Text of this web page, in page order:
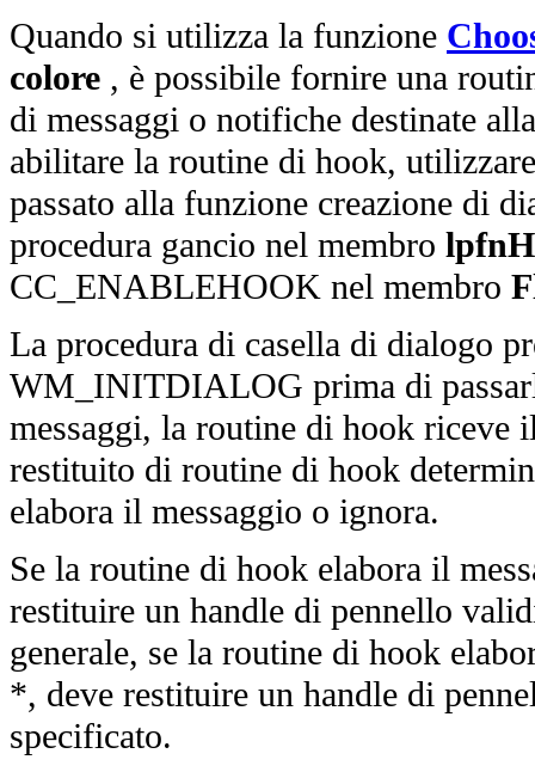
Quando si utilizza la funzione
colore , è possibile fornire una
di messaggi o notifiche destinate
abilitare la routine di hook,
passato alla funzione creazione di
procedura gancio nel membro
CC_ENABLEHOOK nel membro
La procedura di casella di dialogo
WM_INITDIALOG prima di
messaggi, la routine di hook
restituito di routine di hook
elabora il messaggio o ignora.
Se la routine di hook elabora il
restituire un handle di pennello
generale, se la routine di hook
*, deve restituire un handle di
specificato.